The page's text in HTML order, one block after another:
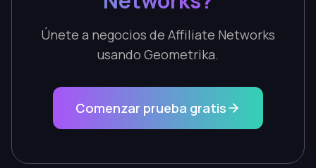
Únete a negocios de Affiliate Networks
usando Geometrika.
Comenzar prueba gratis